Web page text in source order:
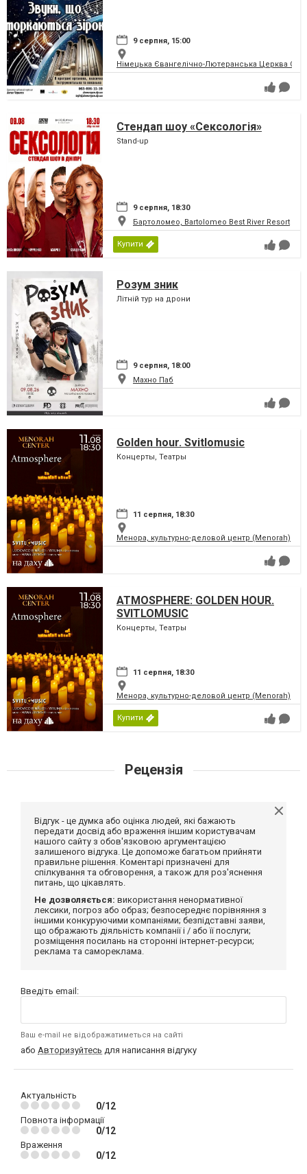
9 серпня, 15:00
Німецька Євангелічно-Лютеранська Церква
Стендап шоу «Сексологія»
Stand-up
9 серпня, 18:30
Бартоломео, Bartolomeo Best River Resort
Купити
Розум зник
Літній тур на дрони
9 серпня, 18:00
Махно Паб
Golden hour. Svitlomusic
Концерты, Театры
11 серпня, 18:30
Менора, культурно-деловой центр (Menorah)
ATMOSPHERE: GOLDEN HOUR.
SVITLOMUSIC
Концерты, Театры
11 серпня, 18:30
Менора, культурно-деловой центр (Menorah)
Купити
Рецензія
Відгук - це думка або оцінка людей, які бажають
передати досвід або враження іншим користувачам
нашого сайту з обов'язковою аргументацією
залишеного відгука. Це допоможе багатьом прийняти
правильне рішення. Коментарі призначені для
спілкування та обговорення, а також для роз'яснення
питань, що цікавлять.
Не дозволяється: використання ненормативної
лексики, погроз або образ; безпосереднє порівняння з
іншими конкуруючими компаніями; безпідставні заяви,
що ображають діяльність компанії і / або її послуги;
розміщення посилань на сторонні інтернет-ресурси;
реклама та самореклама.
Введіть email:
Ваш e-mail не відображатиметься на сайті
або Авторизуйтесь для написання відгуку
Актуальність
0/12
Повнота інформації
0/12
Враження
0/12